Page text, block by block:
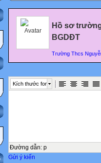
Hồ sơ
BGDĐT
Trường Thcs
Kích thước font
Đường dẫn: p
Gửi ý kiến